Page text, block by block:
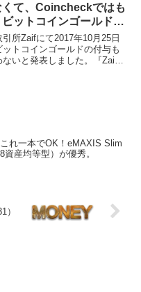
くて、Coincheckではも
ビットコインゴールドの
いて。
所Zaifにて2017年10月25日
ットコインゴールドの付与も
ないと発表しました。『Zaif
れ一本でOK！eMAXIS Slim
資産均等型）が優秀。
）